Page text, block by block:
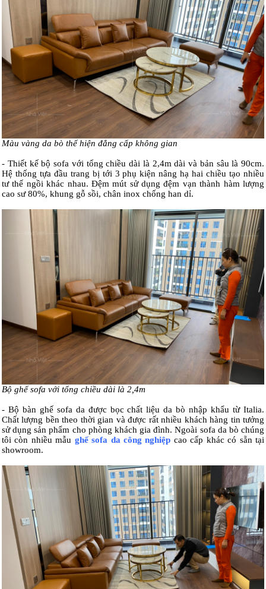
Màu vàng da bò thể hiện đẳng cấp không gian
- Thiết kế bộ sofa với tổng chiều dài là 2,4m dài và bản sâu là 90cm.
Hệ thống tựa đầu trang bị tới 3 phụ kiện nâng hạ hai chiều tạo nhiều
tư thế ngồi khác nhau. Đệm mút sử dụng đệm vạn thành hàm lượng
cao sư 80%, khung gỗ sồi, chân inox chống han dỉ.
Bộ ghế sofa với tổng chiều dài là 2,4m
- Bộ bàn ghế sofa da được bọc chất liệu da bò nhập khẩu từ Italia.
Chất lượng bền theo thời gian và được rất nhiều khách hàng tin tưởng
sử dụng sản phẩm cho phòng khách gia đình. Ngoài sofa da bò chúng
tôi còn nhiều mẫu ghế sofa da công nghiệp cao cấp khác có sẵn tại
showroom.